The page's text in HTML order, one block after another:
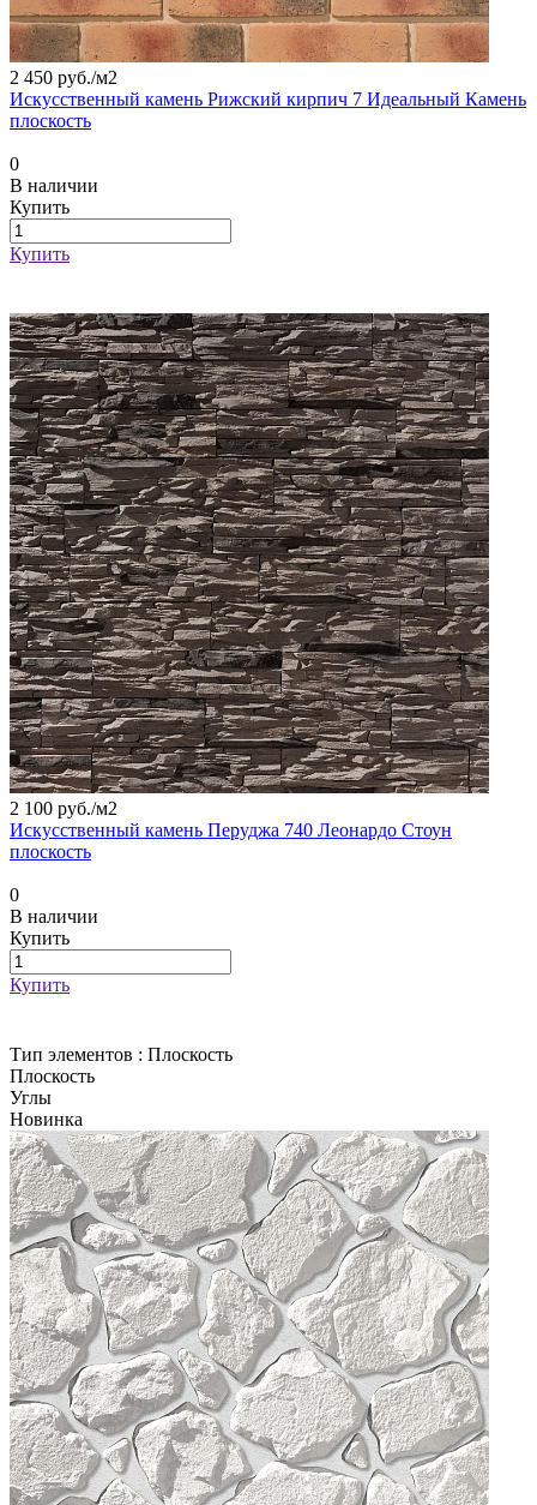
2 450 руб./м2
Искусственный камень Рижский кирпич 7 Идеальный Камень
плоскость
0
В наличии
Купить
Купить
2 100 руб./м2
Искусственный камень Перуджа 740 Леонардо Стоун
плоскость
0
В наличии
Купить
Купить
Тип элементов : Плоскость
Плоскость
Углы
Новинка